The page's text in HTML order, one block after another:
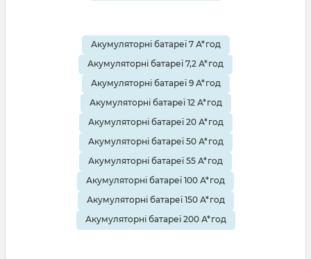
Акумуляторні батареї 7 А*год
Акумуляторні батареї 7,2 А*год
Акумуляторні батареї 9 А*год
Акумуляторні батареї 12 А*год
Акумуляторні батареї 20 А*год
Акумуляторні батареї 50 А*год
Акумуляторні батареї 55 А*год
Акумуляторні батареї 100 А*год
Акумуляторні батареї 150 А*год
Акумуляторні батареї 200 А*год